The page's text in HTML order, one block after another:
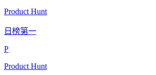
Product Hunt
日榜第一
P
Product Hunt